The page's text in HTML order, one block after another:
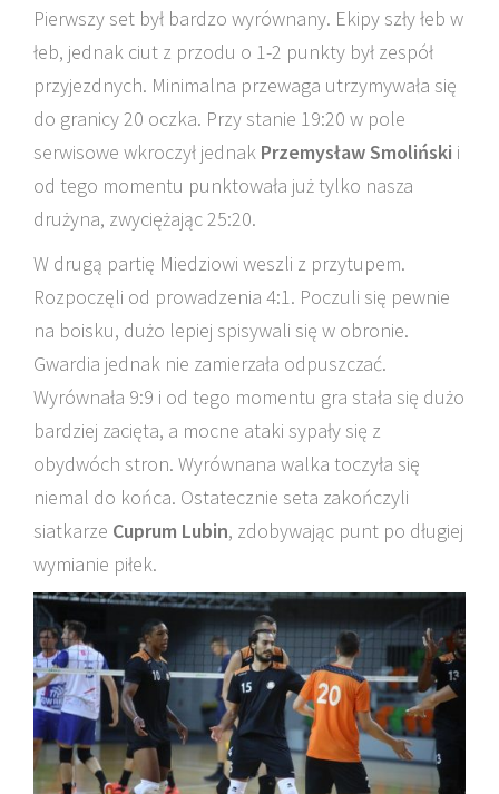
Pierwszy set był bardzo wyrównany. Ekipy szły łeb w
łeb, jednak ciut z przodu o 1-2 punkty był zespół
przyjezdnych. Minimalna przewaga utrzymywała się
do granicy 20 oczka. Przy stanie 19:20 w pole
serwisowe wkroczył jednak Przemysław Smoliński i
od tego momentu punktowała już tylko nasza
drużyna, zwyciężając 25:20.
W drugą partię Miedziowi weszli z przytupem.
Rozpoczęli od prowadzenia 4:1. Poczuli się pewnie
na boisku, dużo lepiej spisywali się w obronie.
Gwardia jednak nie zamierzała odpuszczać.
Wyrównała 9:9 i od tego momentu gra stała się dużo
bardziej zacięta, a mocne ataki sypały się z
obydwóch stron. Wyrównana walka toczyła się
niemal do końca. Ostatecznie seta zakończyli
siatkarze Cuprum Lubin, zdobywając punt po długiej
wymianie piłek.